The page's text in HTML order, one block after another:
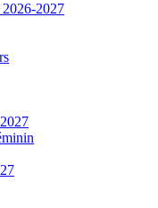
2026-2027